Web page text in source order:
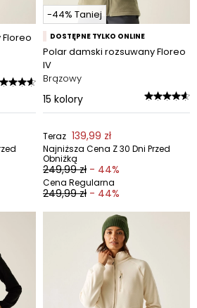
-44% Taniej
DOSTĘPNE TYLKO ONLINE
Polar damski rozsuwany Floreo
IV
Brązowy
15 kolory
Teraz 139,99 zł
Najniższa Cena Z 30 Dni Przed
Obniżką
249,99 zł - 44%
Cena Regularna
249,99 zł - 44%